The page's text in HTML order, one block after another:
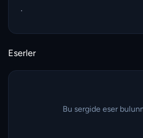
.
Eserler
Bu sergide eser